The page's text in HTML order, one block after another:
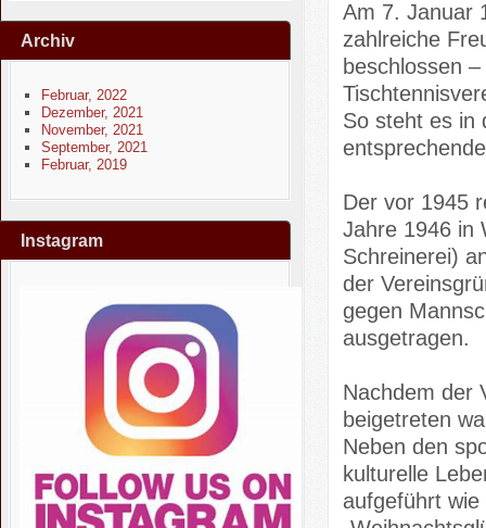
Archiv
Februar, 2022
Dezember, 2021
November, 2021
September, 2021
Februar, 2019
Instagram
Am 7. Januar
zahlreiche
beschlossen
So steht es in
Der vor 1945
Jahre 1946 in
Schreinerei)
der
gegen
ausgetragen.
Nachdem der
beigetreten
Neben den
kulturelle
aufgeführt wie